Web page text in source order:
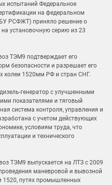
испытаний Федеральное
на федеральном
РСФЖТ) приняло решение о
установочную серию из 23
ТЭМ9 подтверждает его
безопасности и разрешает его
колеи 1520мм РФ и стран СНГ.
генератор с улучшенными
показателями и тяговый
система контроля, управления и
с учетом действующих
условиям труда, что
и технического
ТЭМ9 выпускается на ЛТЗ с 2009
маневровой и вывозной
1520, путях промышленных